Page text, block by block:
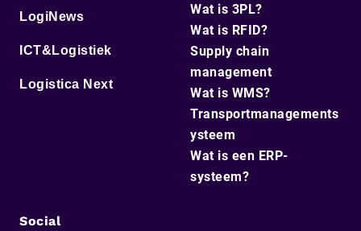
LogiNews
ICT&Logistiek
Logistica Next
Wat is 3PL?
Wat is RFID?
Supply chain
management
Wat is WMS?
Transportmanagements
ysteem
Wat is een ERP-
systeem?
Social